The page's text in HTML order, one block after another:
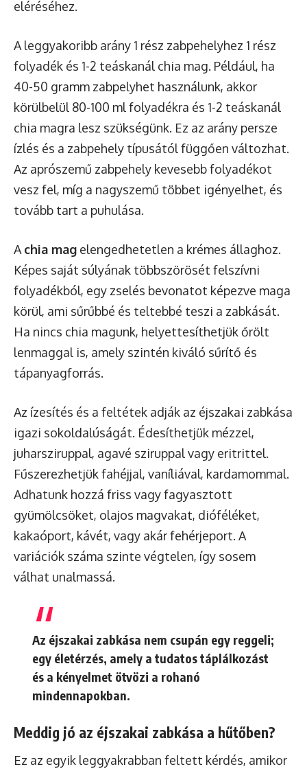
eléréséhez.
A leggyakoribb arány 1 rész zabpehelyhez 1 rész
folyadék és 1-2 teáskanál chia mag. Például, ha
40-50 gramm zabpelyhet használunk, akkor
körülbelül 80-100 ml folyadékra és 1-2 teáskanál
chia magra lesz szükségünk. Ez az arány persze
ízlés és a zabpehely típusától függően változhat.
Az aprószemű zabpehely kevesebb folyadékot
vesz fel, míg a nagyszemű többet igényelhet, és
tovább tart a puhulása.
A chia mag elengedhetetlen a krémes állaghoz.
Képes saját súlyának többszörösét felszívni
folyadékból, egy zselés bevonatot képezve maga
körül, ami sűrűbbé és teltebbé teszi a zabkását.
Ha nincs chia magunk, helyettesíthetjük őrölt
lenmaggal is, amely szintén kiváló sűrítő és
tápanyagforrás.
Az ízesítés és a feltétek adják az éjszakai zabkása
igazi sokoldalúságát. Édesíthetjük mézzel,
juharsziruppal, agavé sziruppal vagy eritrittel.
Fűszerezhetjük fahéjjal, vaníliával, kardamommal.
Adhatunk hozzá friss vagy fagyasztott
gyümölcsöket, olajos magvakat, dióféléket,
kakaóport, kávét, vagy akár fehérjeport. A
variációk száma szinte végtelen, így sosem
válhat unalmassá.
Az éjszakai zabkása nem csupán egy reggeli;
egy életérzés, amely a tudatos táplálkozást
és a kényelmet ötvözi a rohanó
mindennapokban.
Meddig jó az éjszakai zabkása a hűtőben?
Ez az egyik leggyakrabban feltett kérdés, amikor